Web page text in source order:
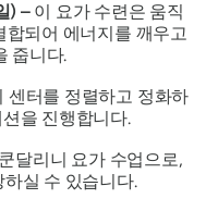
) – 이 요가 수련은 움직
합되어 에너지를 깨우고
줍니다.
센터를 정렬하고 정화하
을 진행합니다.
달리니 요가 수업으로,
실 수 있습니다.